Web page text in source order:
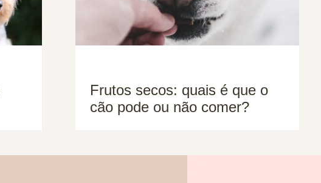
Frutos secos: quais é que o
cão pode ou não comer?